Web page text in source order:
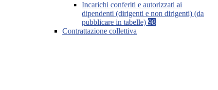
Incarichi conferiti e autorizzati ai
dipendenti (dirigenti e non dirigenti) (da
pubblicare in tabelle) 98
Contrattazione collettiva